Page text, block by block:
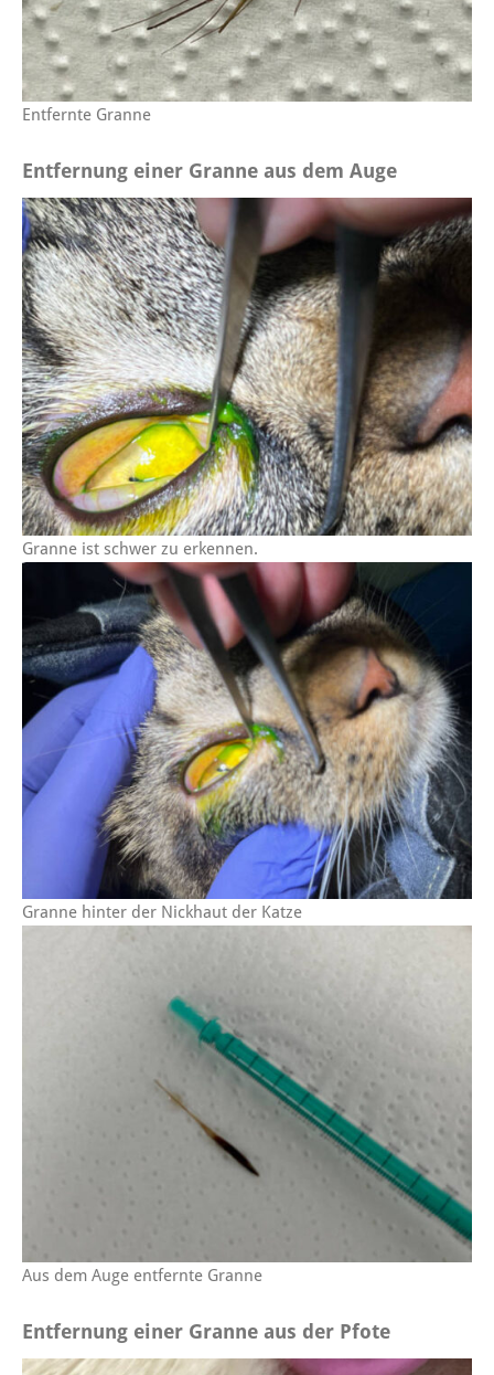
Entfernte Granne
Entfernung einer Granne aus dem Auge
Granne ist schwer zu erkennen.
Granne hinter der Nickhaut der Katze
Aus dem Auge entfernte Granne
Entfernung einer Granne aus der Pfote